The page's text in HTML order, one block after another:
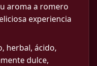
aroma a romero
experiencia
herbal, ácido,
dulce,